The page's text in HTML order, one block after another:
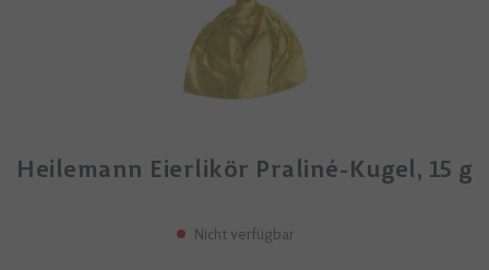
Heilemann Eierlikör Praliné-Kugel, 15 g
Nicht verfügbar